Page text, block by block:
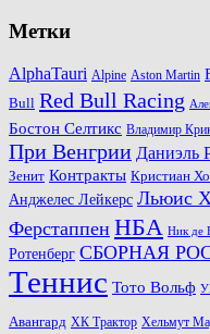
Метки
AlphaTauri Alpine Aston Martin
Bull Red Bull Racing
Бостон Селтикс Владимир
При Венгрии Даниэль
Зенит Контракты Кристиан
Анджелес Лейкерс Льюис
Ферстаппен НБА Ник де
Ротенберг СБОРНАЯ
Теннис Тото Вольф
Авангард ХК Трактор Хельмут